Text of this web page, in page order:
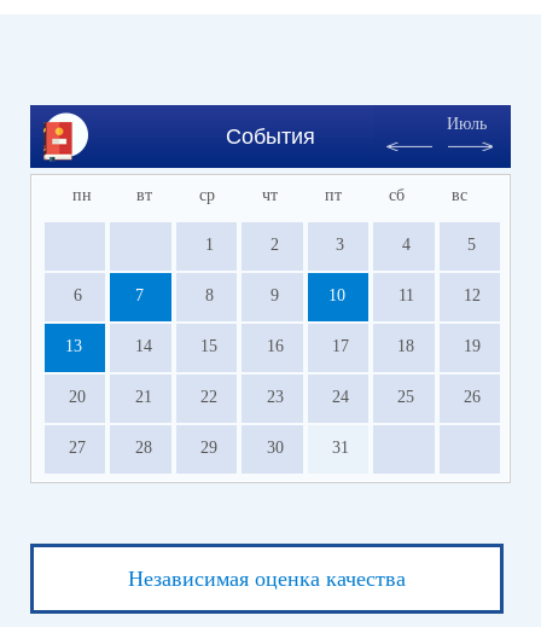
События
Июль
пн вт ср чт пт сб вс
1 2 3 4 5
6 7 8 9 10 11 12
13 14 15 16 17 18 19
20 21 22 23 24 25 26
27 28 29 30 31
Независимая оценка качества